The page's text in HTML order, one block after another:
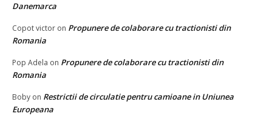
Danemarca
Copot victor on Propunere de colaborare cu tractionisti din
Romania
Pop Adela on Propunere de colaborare cu tractionisti din
Romania
Boby on Restrictii de circulatie pentru camioane in Uniunea
Europeana